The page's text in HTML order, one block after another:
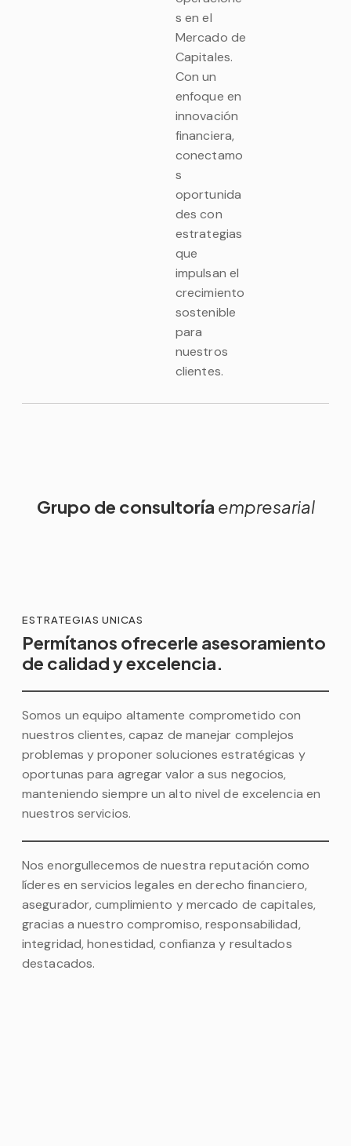
s en el
Mercado de
Capitales.
Con un
enfoque en
innovación
financiera,
conectamo
s
oportunida
des con
estrategias
que
impulsan el
crecimiento
sostenible
para
nuestros
clientes.
Grupo de consultoría empresarial
ESTRATEGIAS UNICAS
Permítanos ofrecerle asesoramiento
de calidad y excelencia.
Somos un equipo altamente comprometido con
nuestros clientes, capaz de manejar complejos
problemas y proponer soluciones estratégicas y
oportunas para agregar valor a sus negocios,
manteniendo siempre un alto nivel de excelencia en
nuestros servicios.
Nos enorgullecemos de nuestra reputación como
líderes en servicios legales en derecho financiero,
asegurador, cumplimiento y mercado de capitales,
gracias a nuestro compromiso, responsabilidad,
integridad, honestidad, confianza y resultados
destacados.